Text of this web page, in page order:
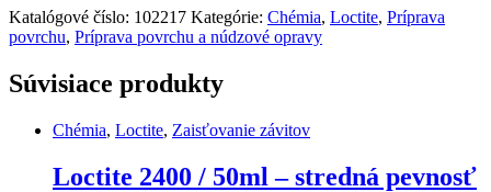
Katalógové číslo: 102217 Kategórie: Chémia, Loctite, Príprava
povrchu, Príprava povrchu a núdzové opravy
Súvisiace produkty
Chémia, Loctite, Zaisťovanie závitov
Loctite 2400 / 50ml – stredná pevnosť